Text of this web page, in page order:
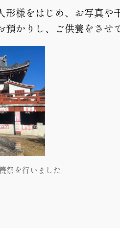
形様をはじめ、お写真や
かりし、ご供養をさせ
祭を行いました